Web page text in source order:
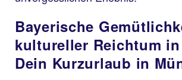
Bayerische
kultureller Reichtum
Dein Kurzurlaub in